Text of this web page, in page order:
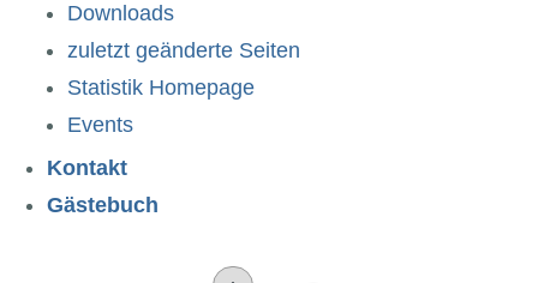
Downloads
zuletzt geänderte Seiten
Statistik Homepage
Events
Kontakt
Gästebuch